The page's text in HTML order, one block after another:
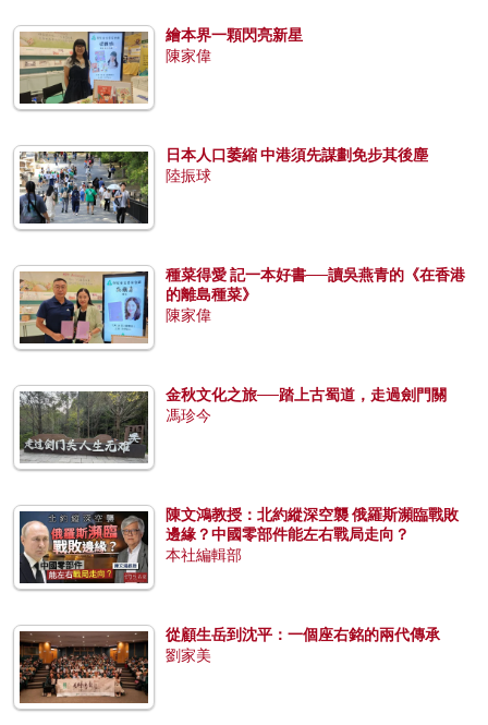
繪本界一顆閃亮新星
陳家偉
日本人口萎縮 中港須先謀劃免步其後塵
陸振球
種菜得愛 記一本好書──讀吳燕青的《在香港
的離島種菜》
陳家偉
金秋文化之旅──踏上古蜀道，走過劍門關
馮珍今
陳文鴻教授：北約縱深空襲 俄羅斯瀕臨戰敗
邊緣？中國零部件能左右戰局走向？
本社編輯部
從顧生岳到沈平：一個座右銘的兩代傳承
劉家美